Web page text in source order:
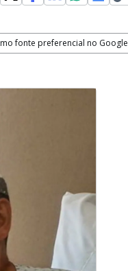
fonte preferencial no Google